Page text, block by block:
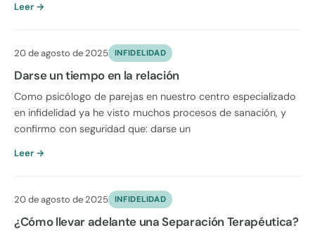
Leer →
20 de agosto de 2025 INFIDELIDAD
Darse un tiempo en la relación
Como psicólogo de parejas en nuestro centro especializado
en infidelidad ya he visto muchos procesos de sanación, y
confirmo con seguridad que: darse un
Leer →
20 de agosto de 2025 INFIDELIDAD
¿Cómo llevar adelante una Separación Terapéutica?